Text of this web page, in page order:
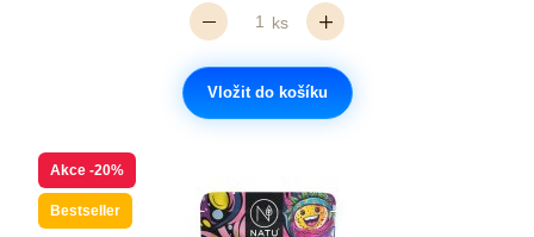
ks
Vložit do košíku
Akce -20%
Bestseller